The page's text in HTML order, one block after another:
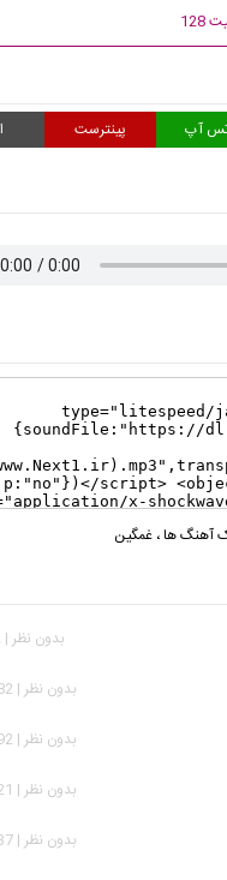
128
آپ پینترست
آهنگ ها، غمگین
بدون نظر | 482 بازدید
بدون نظر | 1,082 بازدید
بدون نظر | 1,692 بازدید
بدون نظر | 1,521 بازدید
بدون نظر | 1,637 بازدید